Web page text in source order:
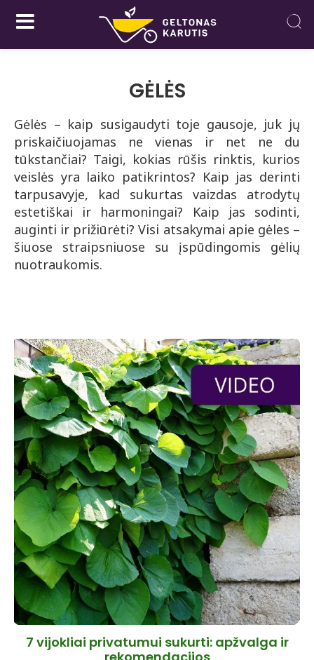
GĖLĖS
Gėlės – kaip susigaudyti toje gausoje, juk jų
priskaičiuojamas ne vienas ir net ne du
tūkstančiai? Taigi, kokias rūšis rinktis, kurios
veislės yra laiko patikrintos? Kaip jas derinti
tarpusavyje, kad sukurtas vaizdas atrodytų
estetiškai ir harmoningai? Kaip jas sodinti,
auginti ir prižiūrėti? Visi atsakymai apie gėles –
šiuose straipsniuose su įspūdingomis gėlių
nuotraukomis.
7 vijokliai privatumui sukurti: apžvalga ir